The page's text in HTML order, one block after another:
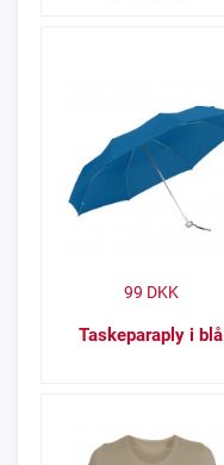
Taskeparaply i blå
99 DKK